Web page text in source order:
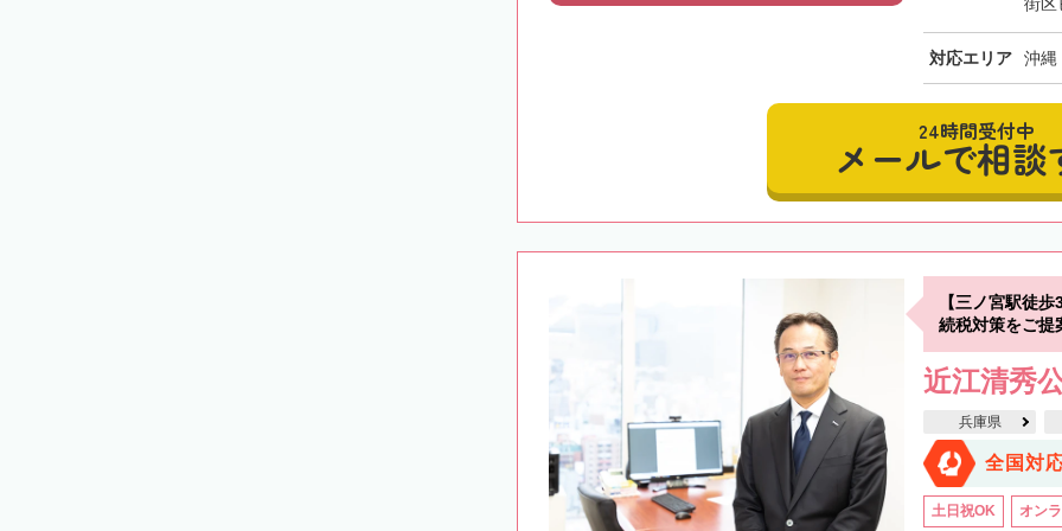
街区
対応エリア 沖縄
24時間受付中
メールで相談
【三ノ宮駅徒
続税対策をご提
近江清秀
兵庫県
全国対
土日祝OK オン